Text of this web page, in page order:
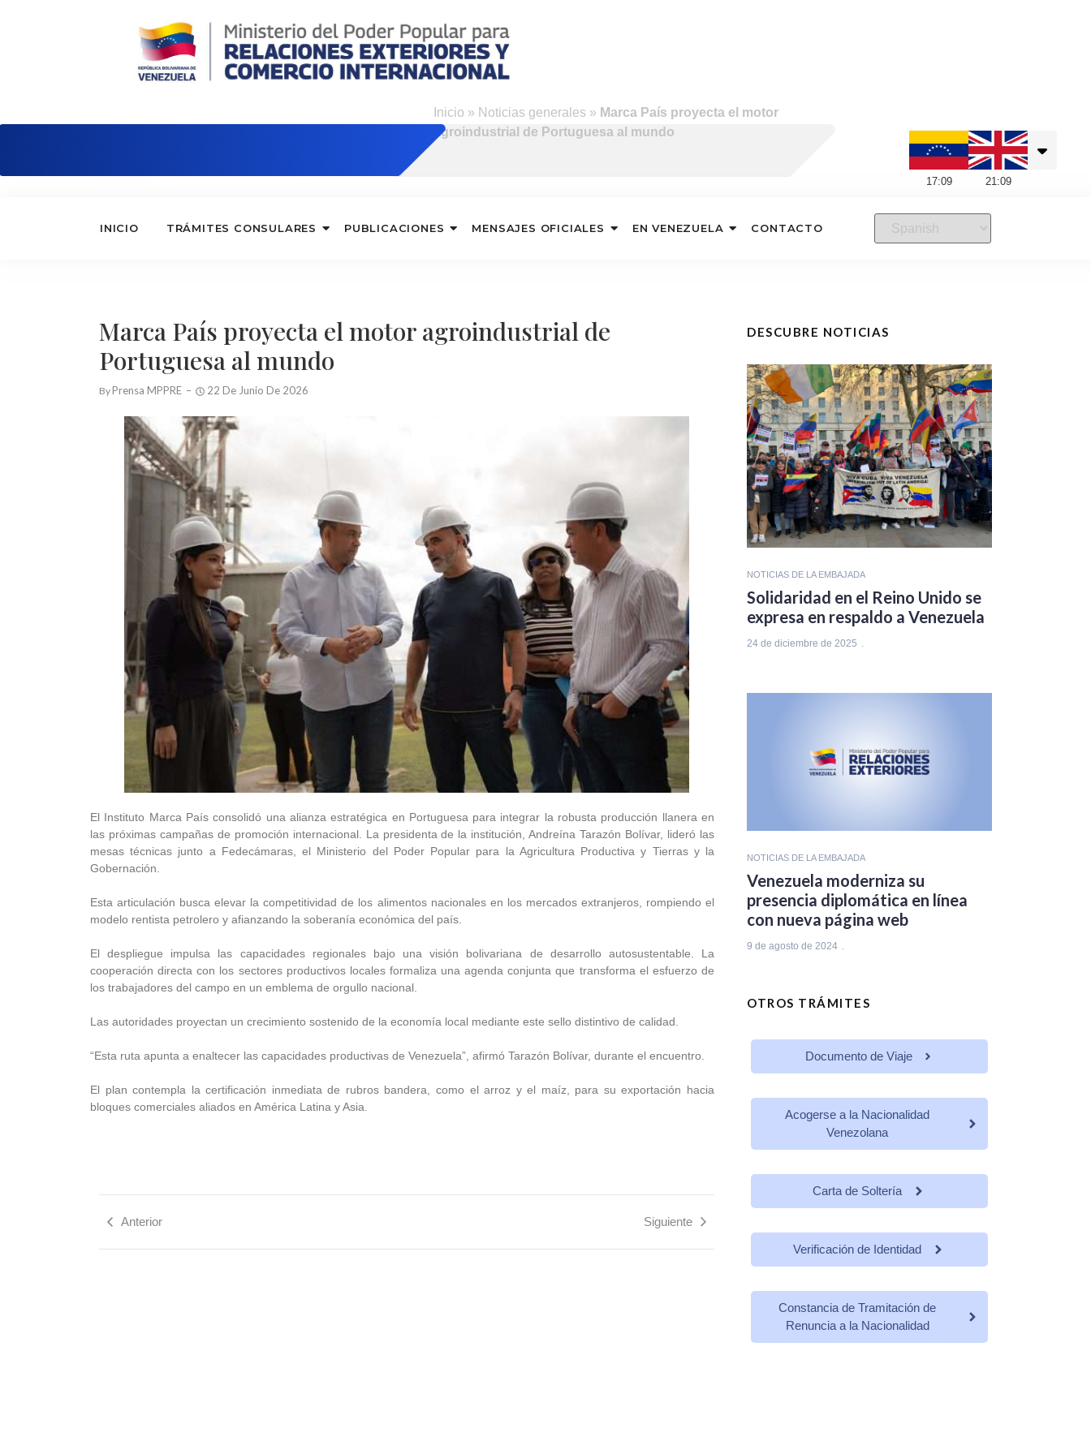
Inicio » Noticias generales » Marca País proyecta el motor
agroindustrial de Portuguesa al mundo
17:09 21 :09
INICIO TRÁMITES CONSULARES PUBLICACIONES MENSAJES OFICIALES EN VENEZUELA CONTACTO
Marca País proyecta el motor agroindustrial de
Portuguesa al mundo
By Prensa MPPRE 22 De Junio De 2026
El Instituto Marca País consolidó una alianza estratégica en Portuguesa para integrar la robusta producción llanera en
las próximas campañas de promoción internacional. La presidenta de la institución, Andreína Tarazón Bolívar, lideró las
mesas técnicas junto a Fedecámaras, el Ministerio del Poder Popular para la Agricultura Productiva y Tierras y la
Gobernación.
Esta articulación busca elevar la competitividad de los alimentos nacionales en los mercados extranjeros, rompiendo el
modelo rentista petrolero y afianzando la soberanía económica del país.
El despliegue impulsa las capacidades regionales bajo una visión bolivariana de desarrollo autosustentable. La
cooperación directa con los sectores productivos locales formaliza una agenda conjunta que transforma el esfuerzo de
los trabajadores del campo en un emblema de orgullo nacional.
Las autoridades proyectan un crecimiento sostenido de la economía local mediante este sello distintivo de calidad.
“Esta ruta apunta a enaltecer las capacidades productivas de Venezuela”, afirmó Tarazón Bolívar, durante el encuentro.
El plan contempla la certificación inmediata de rubros bandera, como el arroz y el maíz, para su exportación hacia
bloques comerciales aliados en América Latina y Asia.
Anterior Siguiente
DESCUBRE NOTICIAS
NOTICIAS DE LA EMBAJADA
Solidaridad en el Reino Unido se
expresa en respaldo a Venezuela
24 de diciembre de 2025
NOTICIAS DE LA EMBAJADA
Venezuela moderniza su
presencia diplomática en línea
con nueva página web
9 de agosto de 2024
OTROS TRÁMITES
Documento de Viaje
Acogerse a la Nacionalidad
Venezolana
Carta de Soltería
Verificación de Identidad
Constancia de Tramitación de
Renuncia a la Nacionalidad